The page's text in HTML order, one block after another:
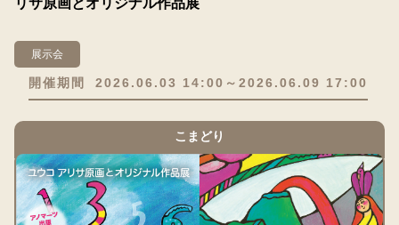
リサ原画とオリジナル作品展
展示会
開催期間 2026.06.03 14:00～2026.06.09 17:00
こまどり